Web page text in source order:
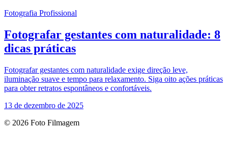
Fotografia Profissional
Fotografar gestantes com naturalidade: 8
dicas práticas
Fotografar gestantes com naturalidade exige direção leve,
iluminação suave e tempo para relaxamento. Siga oito ações práticas
para obter retratos espontâneos e confortáveis.
13 de dezembro de 2025
© 2026 Foto Filmagem